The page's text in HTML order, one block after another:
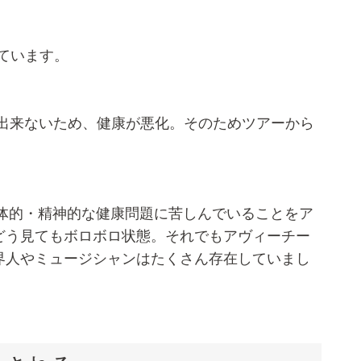
ます。
ないため、健康が悪化。そのためツアーから
的・精神的な健康問題に苦しんでいることをア
見てもボロボロ状態。それでもアヴィーチー
やミュージシャンはたくさん存在していまし